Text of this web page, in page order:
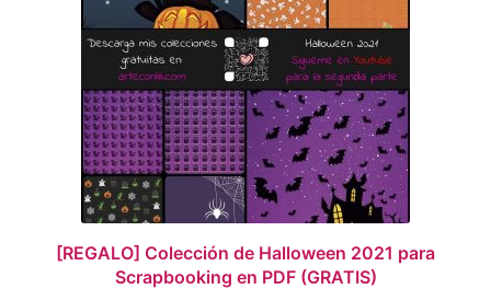
[REGALO] Colección de Halloween 2021 para
Scrapbooking en PDF (GRATIS)